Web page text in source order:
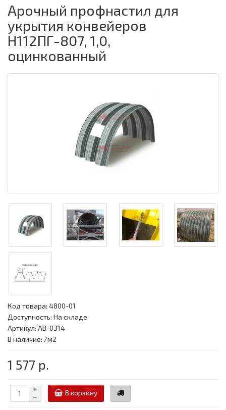
Арочный профнастил для
укрытия конвейеров
Н112ПГ-807, 1,0,
оцинкованный
Код товара: 4800-01
Доступность: На складе
Артикул: АВ-0314
В наличие: /м2
1 577 р.
В корзину